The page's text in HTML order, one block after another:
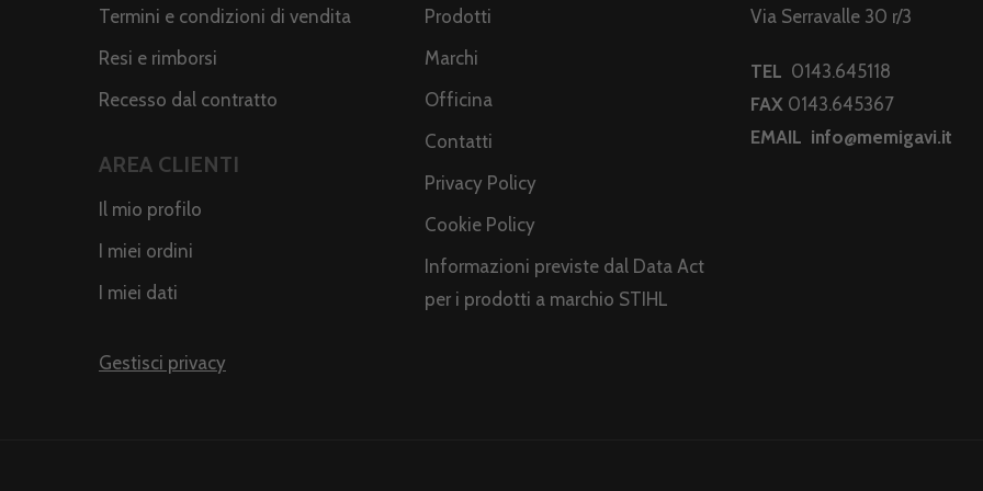
Termini e condizioni di vendita
Resi e rimborsi
Recesso dal contratto
AREA CLIENTI
Il mio profilo
I miei ordini
I miei dati
Gestisci privacy
Prodotti
Marchi
Officina
Contatti
Privacy Policy
Cookie Policy
Informazioni previste dal Data Act
per i prodotti a marchio STIHL
Via Serravalle 30 r/3
TEL 0143.645118
FAX 0143.645367
EMAIL info@memigavi.it